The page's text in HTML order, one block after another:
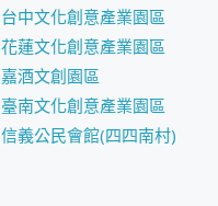
台中文化創意產業園區
花蓮文化創意產業園區
嘉酒文創園區
臺南文化創意產業園區
信義公民會館(四四南村)